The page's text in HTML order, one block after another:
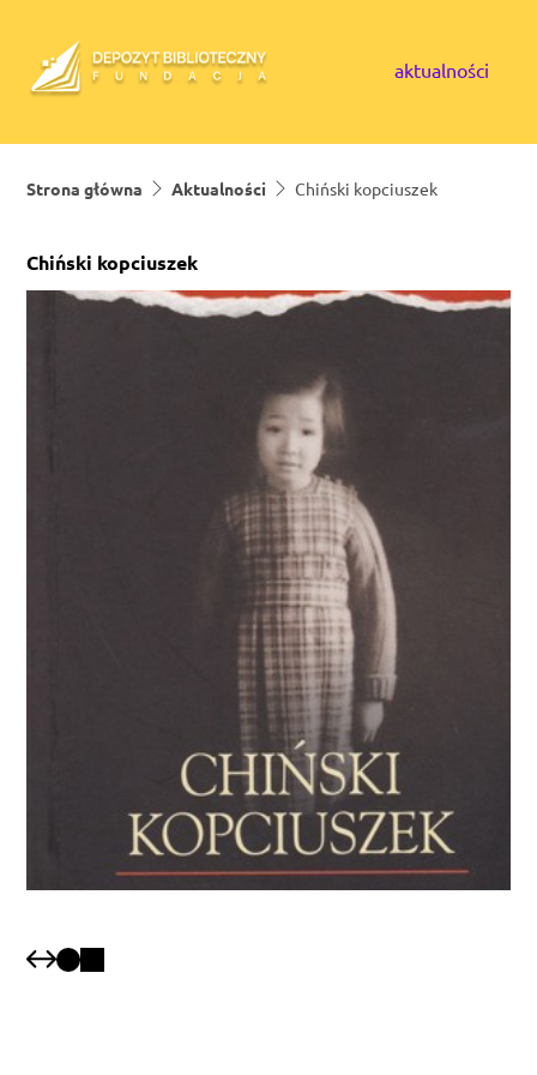
aktualności
Strona główna Aktualności Chiński kopciuszek
Chiński kopciuszek